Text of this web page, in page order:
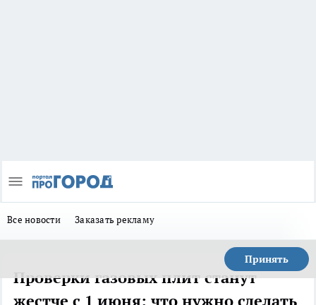
Все новости Заказать рекламу
Принять
Проверки газовых плит станут